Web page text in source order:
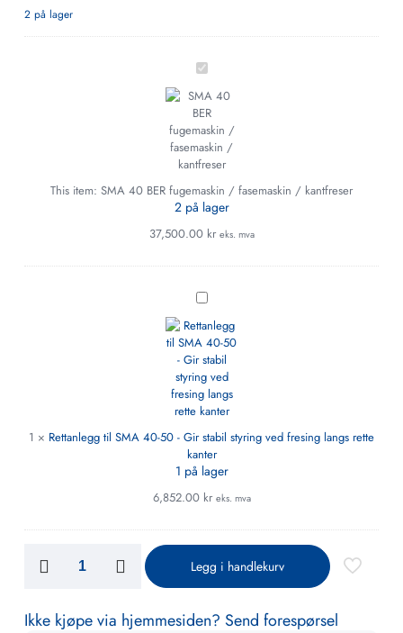
2 på lager
SMA
BER
fugemaskin
/
fasemaskin
/
kantfreser
This item: SMA 40 BER fugemaskin / fasemaskin / kantfreser
2 på lager
37,500.00 kr eks. mva
Rettanlegg
SMA
40-
50
-
Gir
stabil
styring
ved
fresing
rette
1 × Rettanlegg til SMA 40-50 - Gir stabil styring ved fresing langs rette
kanter
1 på lager
6,852.00 kr eks. mva
Legg i handlekurv
Ikke kjøpe via hjemmesiden? Send forespørsel